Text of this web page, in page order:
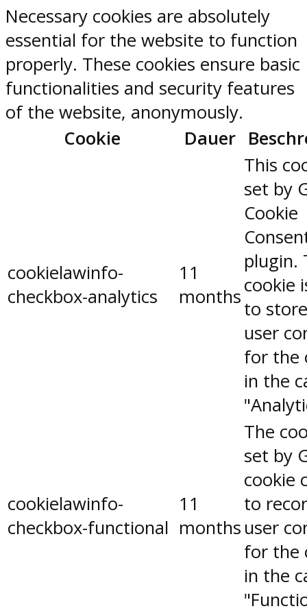
Necessary cookies are absolutely
essential for the website to function
properly. These cookies ensure basic
functionalities and security features
of the website, anonymously.
Cookie
Dauer
cookielawinfo-
checkbox-analytics
11
months
This
set by
Cookie
plugin.
cookie
to
user
for the
in the
cookielawinfo-
checkbox-functional
11
months
The
set by
cookie
to
user
for the
in the